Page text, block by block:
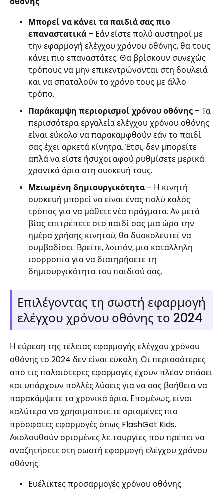
Μπορεί να κάνει τα παιδιά σας πιο
επαναστατικά – Εάν είστε πολύ αυστηροί με
την εφαρμογή ελέγχου χρόνου οθόνης, θα τους
κάνει πιο επαναστάτες. Θα βρίσκουν συνεχώς
τρόπους να μην επικεντρώνονται στη δουλειά
και να σπαταλούν το χρόνο τους με άλλο
τρόπο.
Παράκαμψη περιορισμοί χρόνου οθόνης – Τα
περισσότερα εργαλεία ελέγχου χρόνου οθόνης
είναι εύκολο να παρακαμφθούν εάν το παιδί
σας έχει αρκετά κίνητρα. Έτσι, δεν μπορείτε
απλά να είστε ήσυχοι αφού ρυθμίσετε μερικά
χρονικά όρια στη συσκευή τους.
Μειωμένη δημιουργικότητα – Η κινητή
συσκευή μπορεί να είναι ένας πολύ καλός
τρόπος για να μάθετε νέα πράγματα. Αν μετά
βίας επιτρέπετε στο παιδί σας μια ώρα την
ημέρα χρήσης κινητού, θα δυσκολευτεί να
συμβαδίσει. Βρείτε, λοιπόν, μια κατάλληλη
ισορροπία για να διατηρήσετε τη
δημιουργικότητα του παιδιού σας.
Επιλέγοντας τη σωστή εφαρμογή
ελέγχου χρόνου οθόνης το 2024
Η εύρεση της τέλειας εφαρμογής ελέγχου χρόνου
οθόνης το 2024 δεν είναι εύκολη. Οι περισσότερες
από τις παλαιότερες εφαρμογές έχουν πλέον σπάσει
και υπάρχουν πολλές λύσεις για να σας βοήθεια να
παρακάμψετε τα χρονικά όρια. Επομένως, είναι
καλύτερα να χρησιμοποιείτε ορισμένες πιο
πρόσφατες εφαρμογές όπως FlashGet Kids.
Ακολουθούν ορισμένες λειτουργίες που πρέπει να
αναζητήσετε στη σωστή εφαρμογή ελέγχου χρόνου
οθόνης.
Ευέλικτες προσαρμογές χρόνου οθόνης.